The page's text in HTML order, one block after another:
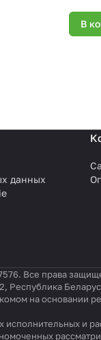
В
данных
Все права
Республика
на основании
и